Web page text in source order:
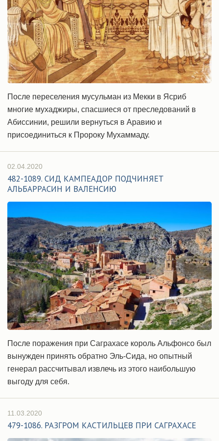
После переселения мусульман из Мекки в Ясриб
многие мухаджиры, спасшиеся от преследований в
Абиссинии, решили вернуться в Аравию и
присоединиться к Пророку Мухаммаду.
02.04.2020
482-1089. СИД КАМПЕАДОР ПОДЧИНЯЕТ
АЛЬБАРРАСИН И ВАЛЕНСИЮ
После поражения при Саграхасе король Альфонсо был
вынужден принять обратно Эль-Сида, но опытный
генерал рассчитывал извлечь из этого наибольшую
выгоду для себя.
11.03.2020
479-1086. РАЗГРОМ КАСТИЛЬЦЕВ ПРИ САГРАХАСЕ